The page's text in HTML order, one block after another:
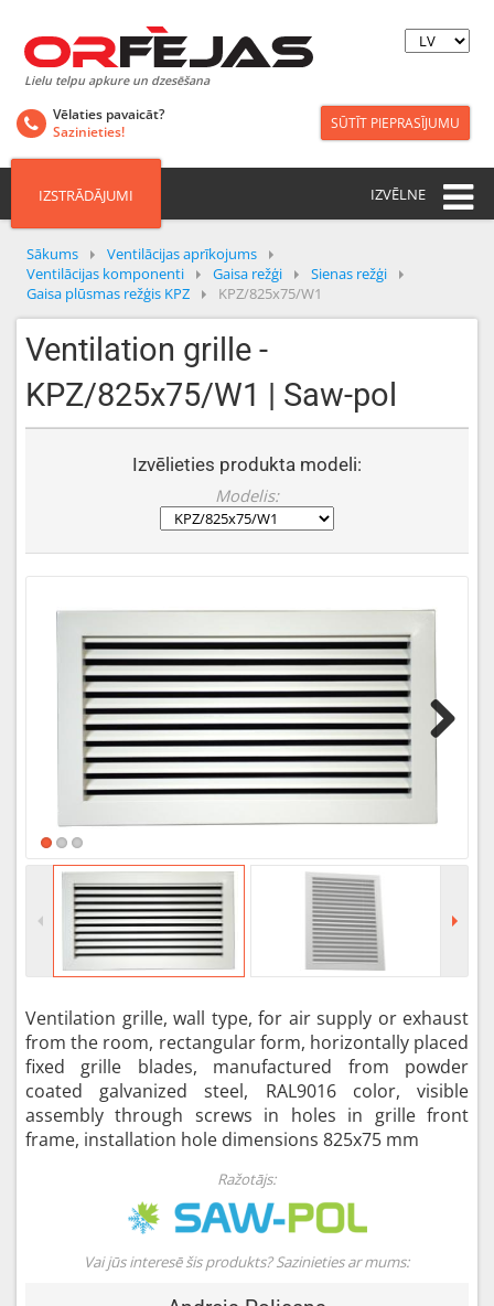
Lielu telpu apkure un dzesēšana
Vēlaties pavaicāt?
Sazinieties!
SŪTĪT PIEPRASĪJUMU
IZSTRĀDĀJUMI IZVĒLNE
Sākums
Ventilācijas aprīkojums
Ventilācijas komponenti
Gaisa režģi
Sienas režģi
Gaisa plūsmas režģis KPZ
KPZ/825x75/W1
Ventilation grille -
KPZ/825x75/W1 | Saw-pol
Izvēlieties produkta modeli:
Modelis:
Ventilation grille, wall type, for air supply or exhaust
from the room, rectangular form, horizontally placed
fixed grille blades, manufactured from powder
coated galvanized steel, RAL9016 color, visible
assembly through screws in holes in grille front
frame, installation hole dimensions 825x75 mm
Ražotājs:
Vai jūs interesē šis produkts? Sazinieties ar mums: